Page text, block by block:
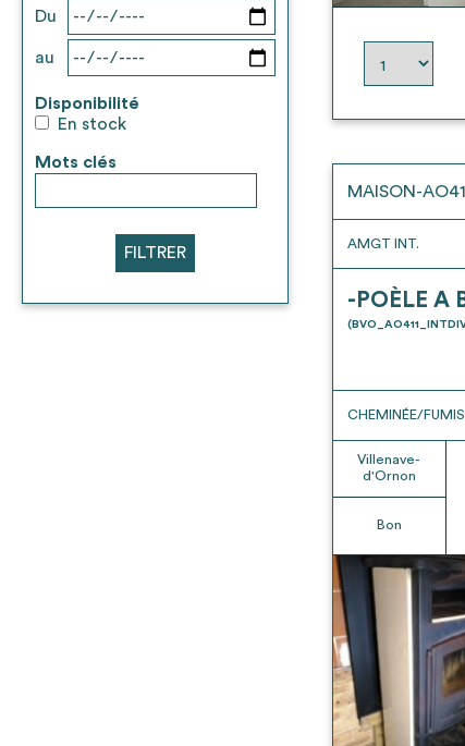
Du
au
Disponibilité
En stock
Mots clés
FILTRER
MAISON-
AMGT INT.
-POÈLE A
CHEMINÉE/
Villenave-
d'Ornon
Bon